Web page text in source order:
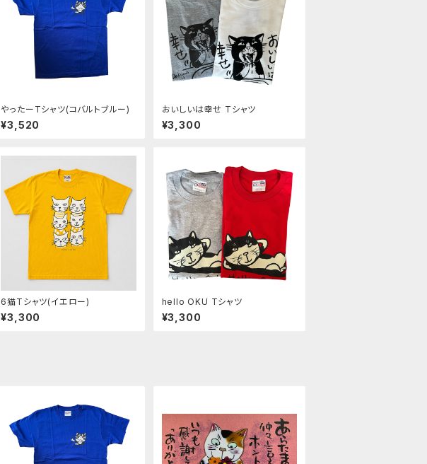
やったーTシャツ(コバルトブルー)
¥3,520
おいしいは幸せ Tシャツ
¥3,300
6猫Tシャツ(イエロー)
¥3,300
hello OKU Tシャツ
¥3,300